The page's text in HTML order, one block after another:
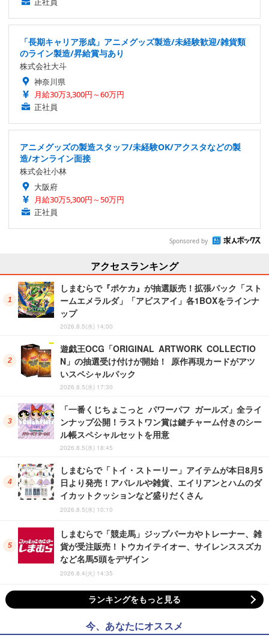
「長期キャリア形成」アニメグッズ製造/未経験歓迎/雑貨類
のライン製造/昇給賞与あり
株式会社大斗
神奈川県
月給30万3,300円～60万円
正社員
アニメグッズの製造スタッフ/未経験OK/アクスタなどの製
造/オンライン面接
株式会社小林
大阪府
月給30万5,300円～50万円
正社員
Sponsored by
アクセスランキング
しまむらで『ポケカ』が抽選販売！拡張パック「スト
ームエメラルダ」「アビスアイ」各1BOXをラインナ
ップ
2026.8.5(水) 14:00
遊戯王OCG「ORIGINAL ARTWORK COLLECTIO
N」の抽選受け付けが開始！ 原作再現カードがアツ
いスペシャルパック
2026.8.5(水) 17:30
「一番くじちょこっと パワーパフ ガールズ」全ライ
ンナップ公開！ラストワン賞は鍵チャーム付きのシー
ル帳スペシャルセットを用意
2026.8.5(水) 18:45
しまむらで「トイ・ストーリー」アイテムが本日8月5
日より発売！アパレルや雑貨、エイリアンとハムのダ
イカットクッションなど盛りだくさん
2026.8.5(水) 10:10
しまむらで「競走馬」ジップパーカやトレーナー、雑
貨が受注販売！トウカイテイオー、サイレンススズカ
など名馬5頭をデザイン
2026.8.4(火) 14:35
ランキングをもっと見る
今、あなたにオススメ